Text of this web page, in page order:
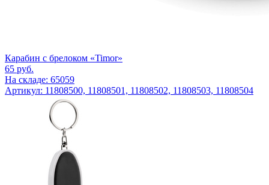
Карабин с брелоком «Timor»
65 руб.
На складе: 65059
Артикул: 11808500, 11808501, 11808502, 11808503, 11808504